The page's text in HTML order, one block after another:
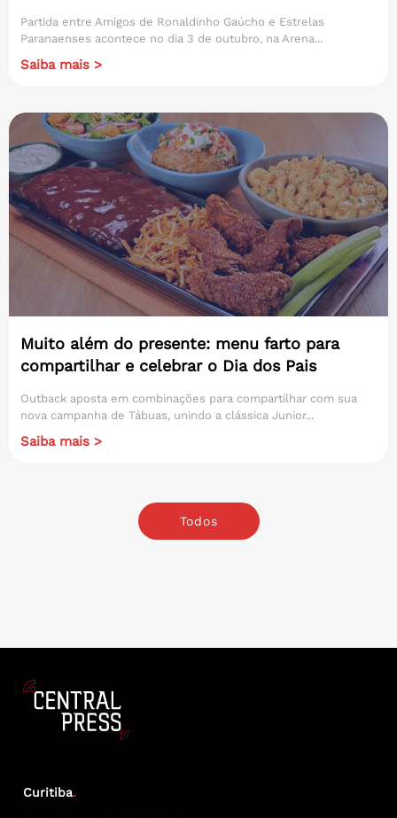
Partida entre Amigos de Ronaldinho Gaúcho e Estrelas
Paranaenses acontece no dia 3 de outubro, na Arena...
Saiba mais >
Muito além do presente: menu farto para
compartilhar e celebrar o Dia dos Pais
Outback aposta em combinações para compartilhar com sua
nova campanha de Tábuas, unindo a clássica Junior...
Saiba mais >
Todos
Curitiba.